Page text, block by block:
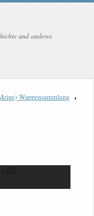
und anderes
Wappensammlung
850